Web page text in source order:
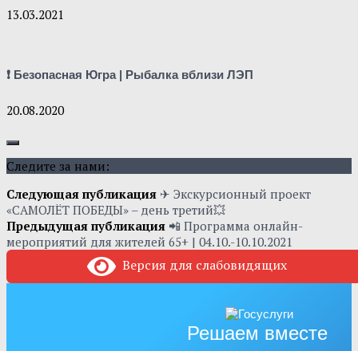
13.03.2021
❗ Безопасная Югра | Рыбалка вблизи ЛЭП
20.08.2020
Следите за нами:
Следующая публикация ✈ Экскурсионный проект
«САМОЛЁТ ПОБЕДЫ» – день третий💥
Предыдущая публикация 📲 Программа онлайн-
мероприятий для жителей 65+ | 04.10.-10.10.2021
Версия для слабовидящих
Решаем вместе